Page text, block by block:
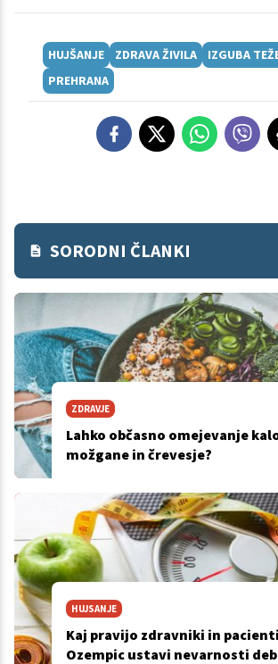
HUJŠANJE ZDRAVA ŽIVILA IZGUBA
PREHRANA
SORODNI ČLANKI
ZDRAVJE
Lahko občasno omejevanje
možgane in črevesje?
HUJSANJE
Kaj pravijo zdravniki in
Ozempic ustavi nevarnosti